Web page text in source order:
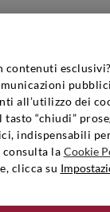
contenuti
all’utilizzo dei
“chiudi”
indispensabili
la Cookie
clicca su